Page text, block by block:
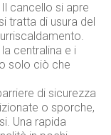
 Il cancello si apre
tratta di usura del
centralina e i
solo ciò che
barriere di sicurezza
o sporche,
Una rapida